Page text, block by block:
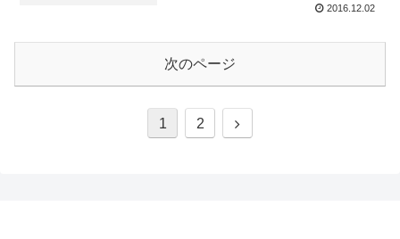
2016.12.02
次のページ
1 2
次